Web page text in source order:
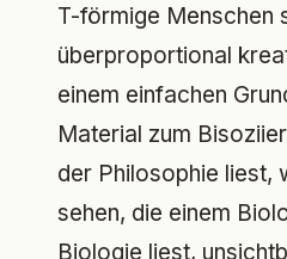
T-förmige Menschen
überproportional
einem einfachen
Material zum
der Philosophie liest,
sehen, die einem
Biologie liest,